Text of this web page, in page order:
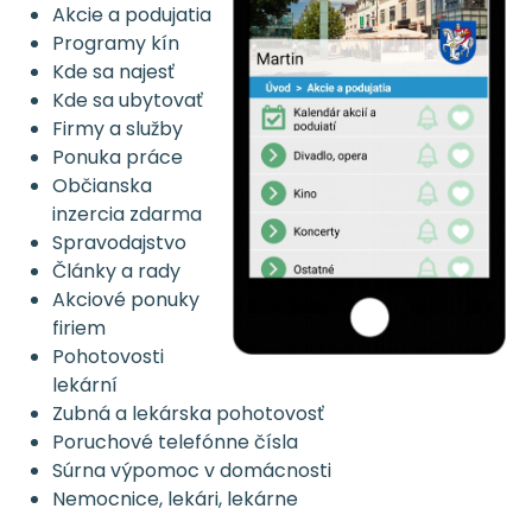
Akcie a podujatia
Programy kín
Kde sa najesť
Kde sa ubytovať
Firmy a služby
Ponuka práce
Občianska
inzercia zdarma
Spravodajstvo
Články a rady
Akciové ponuky
firiem
Pohotovosti
lekární
Zubná a lekárska pohotovosť
Poruchové telefónne čísla
Súrna výpomoc v domácnosti
Nemocnice, lekári, lekárne